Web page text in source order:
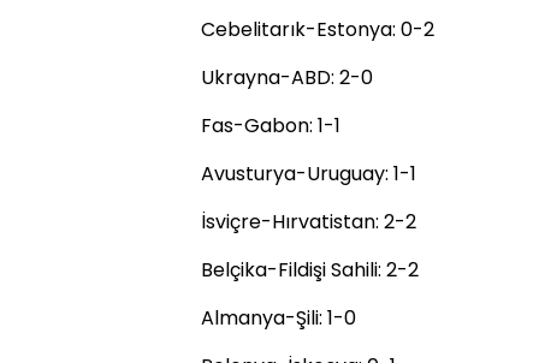
Cebelitarık-Estonya: 0-2
Ukrayna-ABD: 2-0
Fas-Gabon: 1-1
Avusturya-Uruguay: 1-1
İsviçre-Hırvatistan: 2-2
Belçika-Fildişi Sahili: 2-2
Almanya-Şili: 1-0